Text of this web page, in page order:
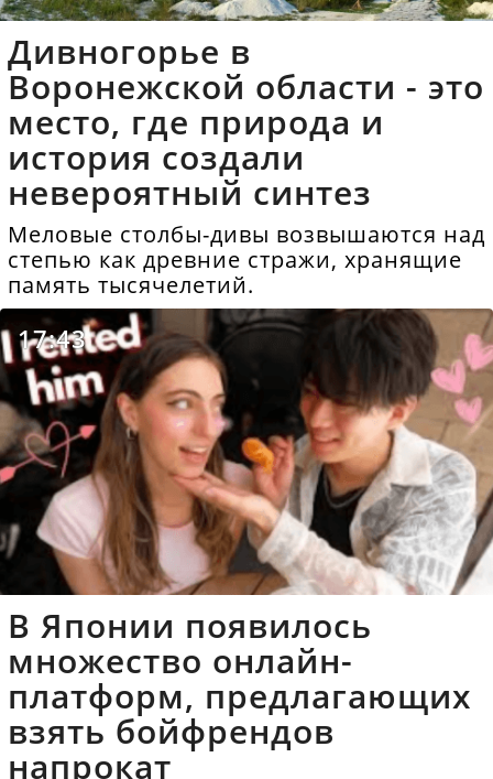
Дивногорье в
Воронежской области - это
место, где природа и
история создали
невероятный синтез
Меловые столбы-дивы возвышаются над
степью как древние стражи, хранящие
память тысячелетий.
17:43
В Японии появилось
множество онлайн-
платформ, предлагающих
взять бойфрендов
напрокат